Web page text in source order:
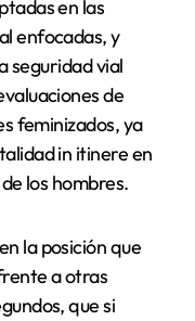
en las
enfocadas, y
seguridad vial
de
feminizados, ya
in itinere en
los hombres.
la posición que
a otras
que si